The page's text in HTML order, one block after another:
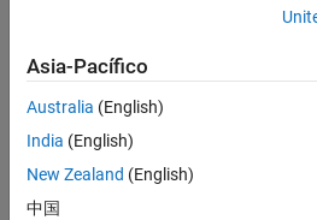
todos
empleos
en su
zona.
Asia-Pacífico
Australia (English)
India (English)
New Zealand (English)
中国